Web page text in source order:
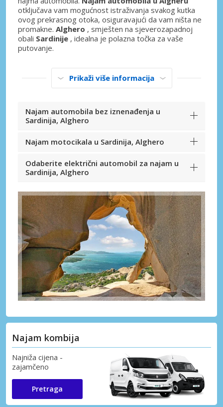
otključava vam mogućnost istraživanja svakog kutka
ovog prekrasnog otoka, osiguravajući da vam ništa ne
promakne. Alghero , smješten na sjeverozapadnoj
obali Sardinije , idealna je polazna točka za vaše
putovanje.
Prikaži više informacija
Najam automobila bez iznenađenja u
Sardinija, Alghero
Najam motocikala u Sardinija, Alghero
Odaberite električni automobil za najam u
Sardinija, Alghero
Najam kombija
Najniža cijena -
zajamčeno
Pretraga